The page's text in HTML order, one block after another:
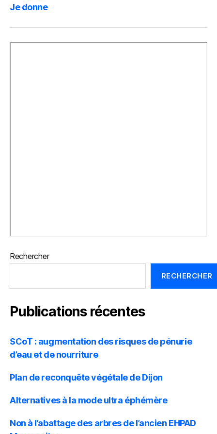
Je donne
Rechercher
RECHERCHER
Publications récentes
SCoT : augmentation des risques de pénurie
d’eau et de nourriture
Plan de reconquête végétale de Dijon
Alternatives à la mode ultra éphémère
Non à l’abattage des arbres de l’ancien EHPAD